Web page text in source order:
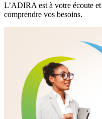
L’ADIRA est à votre écoute
comprendre vos besoins.